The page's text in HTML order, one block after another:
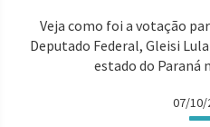
Veja como foi a votação
Deputado Federal, Gleisi
estado do Paraná
07/10/